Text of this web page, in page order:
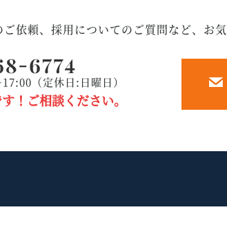
ご依頼、採用についてのご質問など、お気
（定休日:日曜日）
！ご相談ください。